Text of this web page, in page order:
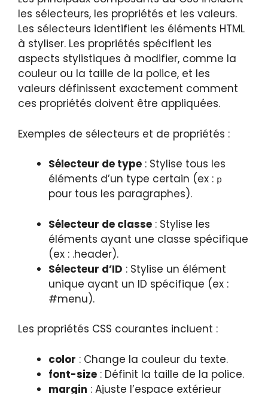
les sélecteurs, les propriétés et les valeurs.
Les sélecteurs identifient les éléments HTML
à styliser. Les propriétés spécifient les
aspects stylistiques à modifier, comme la
couleur ou la taille de la police, et les
valeurs définissent exactement comment
ces propriétés doivent être appliquées.
Exemples de sélecteurs et de propriétés :
Sélecteur de type : Stylise tous les
éléments d’un type certain (ex : p
pour tous les paragraphes).
Sélecteur de classe : Stylise les
éléments ayant une classe spécifique
(ex : .header).
Sélecteur d’ID : Stylise un élément
unique ayant un ID spécifique (ex :
#menu).
Les propriétés CSS courantes incluent :
color : Change la couleur du texte.
font-size : Définit la taille de la police.
margin : Ajuste l’espace extérieur